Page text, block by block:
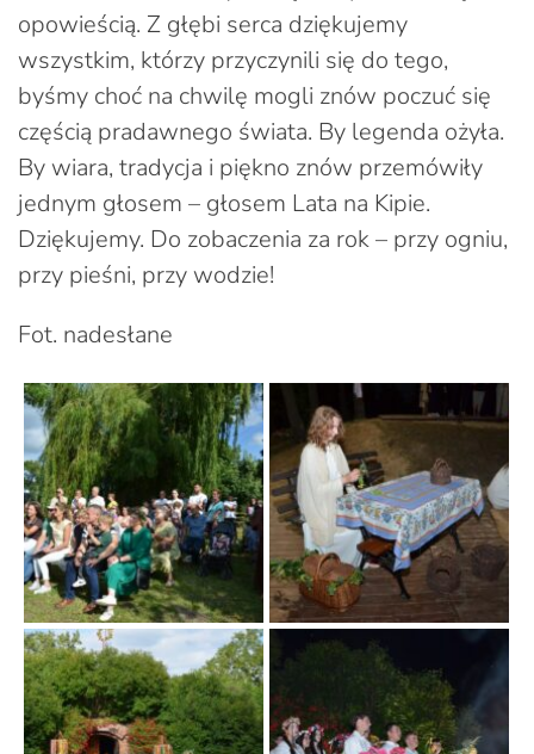
opowieścią. Z głębi serca dziękujemy
wszystkim, którzy przyczynili się do tego,
byśmy choć na chwilę mogli znów poczuć się
częścią pradawnego świata. By legenda ożyła.
By wiara, tradycja i piękno znów przemówiły
jednym głosem – głosem Lata na Kipie.
Dziękujemy. Do zobaczenia za rok – przy ogniu,
przy pieśni, przy wodzie!
Fot. nadesłane